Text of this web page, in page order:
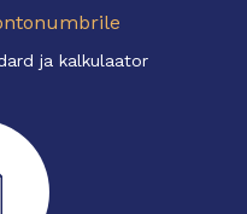
ja kalkulaator